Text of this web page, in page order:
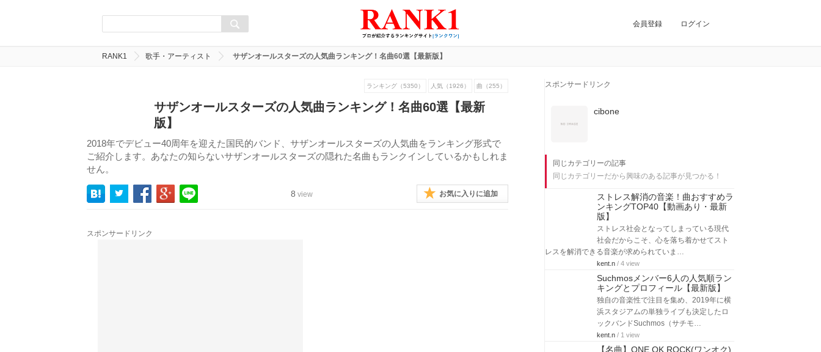
会員登録 ログイン
RANK1 歌手・アーティスト サザンオールスターズの人気曲ランキング！名曲60選【最新版】
ランキング（5350） 人気（1926） 曲（255）
サザンオールスターズの人気曲ランキング！名曲60選【最新
版】
2018年でデビュー40周年を迎えた国民的バンド、サザンオールスターズの人気曲をランキング形式で
ご紹介します。あなたの知らないサザンオールスターズの隠れた名曲もランクインしているかもしれま
せん。
8 view お気に入りに追加
スポンサードリンク
スポンサードリンク
cibone
同じカテゴリーの記事
同じカテゴリーだから興味のある記事が見つかる！
ストレス解消の音楽！曲おすすめラ
ンキングTOP40【動画あり・最新
版】
ストレス社会となってしまっている現代
社会だからこそ、心を落ち着かせてスト
レスを解消できる音楽が求められていま…
kent.n / 4 view
Suchmosメンバー6人の人気順ラン
キングとプロフィール【最新版】
独自の音楽性で注目を集め、2019年に横
浜スタジアムの単独ライブも決定したロ
ックバンドSuchmos（サチモ…
kent.n / 1 view
【名曲】ONE OK ROCK(ワンオク)